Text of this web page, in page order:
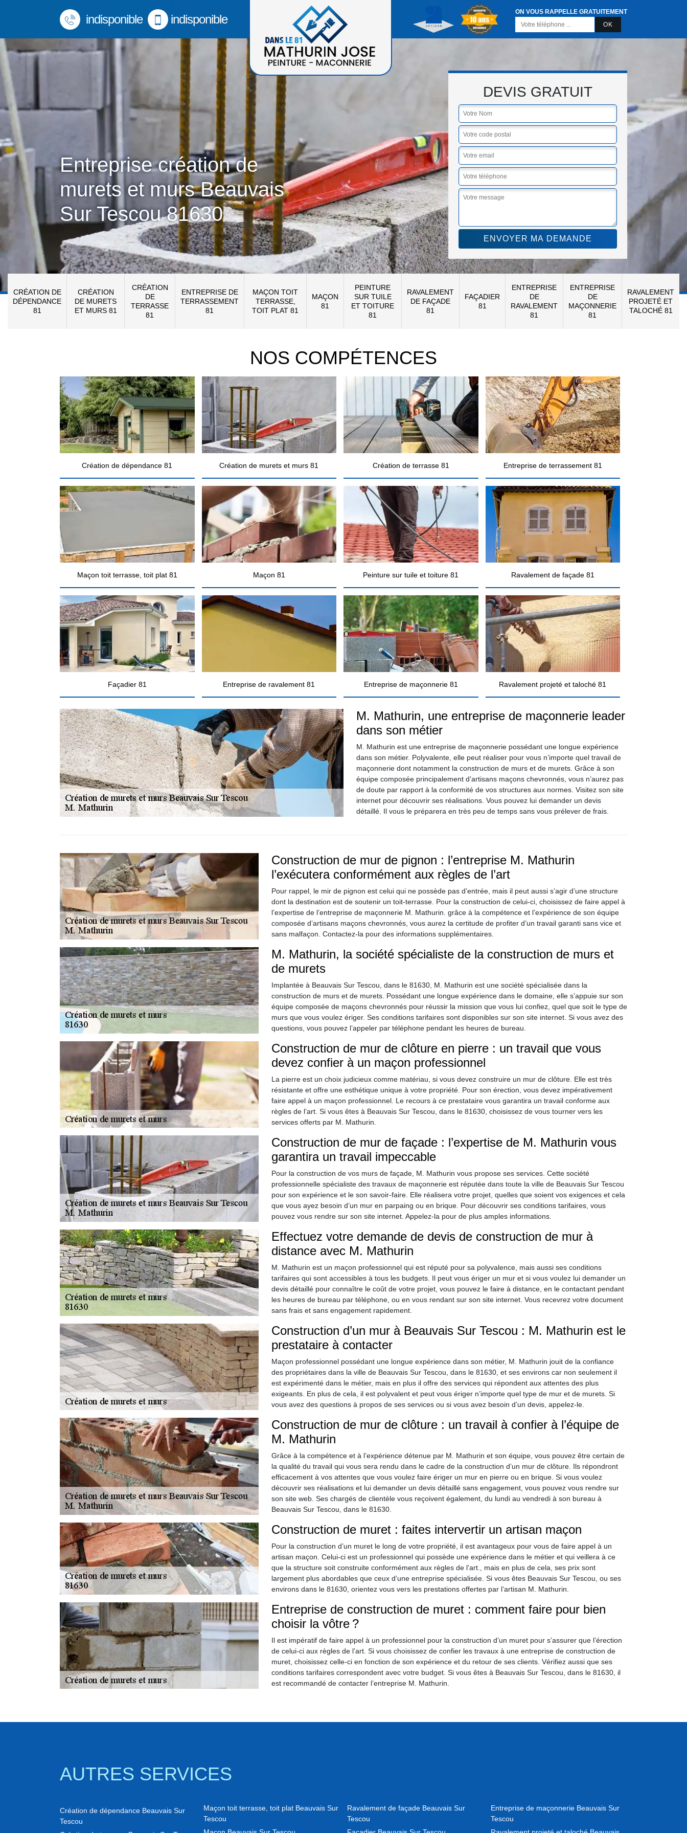
indisponible indisponible
ON VOUS RAPPELLE GRATUITEMENT
Entreprise création de
murets et murs Beauvais
Sur Tescou 81630
DEVIS GRATUIT
CRÉATION DE
DÉPENDANCE
81
CRÉATION
DE MURETS
ET MURS 81
CRÉATION
DE
TERRASSE
81
ENTREPRISE DE
TERRASSEMENT
81
MAÇON TOIT
TERRASSE,
TOIT PLAT 81
MAÇON
81
PEINTURE
SUR TUILE
ET TOITURE
81
RAVALEMENT
DE FAÇADE
81
FAÇADIER
81
ENTREPRISE
DE
RAVALEMENT
81
ENTREPRISE
DE
MAÇONNERIE
81
RAVALEMENT
PROJETÉ ET
TALOCHÉ 81
NOS COMPÉTENCES
Création de dépendance 81 Création de murets et murs 81 Création de terrasse 81 Entreprise de terrassement 81
Maçon toit terrasse, toit plat 81 Maçon 81 Peinture sur tuile et toiture 81 Ravalement de façade 81
Façadier 81 Entreprise de ravalement 81 Entreprise de maçonnerie 81 Ravalement projeté et taloché 81
M. Mathurin, une entreprise de maçonnerie leader
dans son métier
M. Mathurin est une entreprise de maçonnerie possédant une longue expérience
dans son métier. Polyvalente, elle peut réaliser pour vous n’importe quel travail de
maçonnerie dont notamment la construction de murs et de murets. Grâce à son
équipe composée principalement d’artisans maçons chevronnés, vous n’aurez pas
de doute par rapport à la conformité de vos structures aux normes. Visitez son site
internet pour découvrir ses réalisations. Vous pouvez lui demander un devis
détaillé. Il vous le préparera en très peu de temps sans vous prélever de frais.
Construction de mur de pignon : l’entreprise M. Mathurin
l’exécutera conformément aux règles de l’art
Pour rappel, le mir de pignon est celui qui ne possède pas d’entrée, mais il peut aussi s’agir d’une structure
dont la destination est de soutenir un toit-terrasse. Pour la construction de celui-ci, choisissez de faire appel à
l’expertise de l’entreprise de maçonnerie M. Mathurin. grâce à la compétence et l’expérience de son équipe
composée d’artisans maçons chevronnés, vous aurez la certitude de profiter d’un travail garanti sans vice et
sans malfaçon. Contactez-la pour des informations supplémentaires.
M. Mathurin, la société spécialiste de la construction de murs et
de murets
Implantée à Beauvais Sur Tescou, dans le 81630, M. Mathurin est une société spécialisée dans la
construction de murs et de murets. Possédant une longue expérience dans le domaine, elle s’appuie sur son
équipe composée de maçons chevronnés pour réussir la mission que vous lui confiez, quel que soit le type de
murs que vous voulez ériger. Ses conditions tarifaires sont disponibles sur son site internet. Si vous avez des
questions, vous pouvez l’appeler par téléphone pendant les heures de bureau.
Construction de mur de clôture en pierre : un travail que vous
devez confier à un maçon professionnel
La pierre est un choix judicieux comme matériau, si vous devez construire un mur de clôture. Elle est très
résistante et offre une esthétique unique à votre propriété. Pour son érection, vous devez impérativement
faire appel à un maçon professionnel. Le recours à ce prestataire vous garantira un travail conforme aux
règles de l’art. Si vous êtes à Beauvais Sur Tescou, dans le 81630, choisissez de vous tourner vers les
services offerts par M. Mathurin.
Construction de mur de façade : l’expertise de M. Mathurin vous
garantira un travail impeccable
Pour la construction de vos murs de façade, M. Mathurin vous propose ses services. Cette société
professionnelle spécialiste des travaux de maçonnerie est réputée dans toute la ville de Beauvais Sur Tescou
pour son expérience et le son savoir-faire. Elle réalisera votre projet, quelles que soient vos exigences et cela
que vous ayez besoin d’un mur en parpaing ou en brique. Pour découvrir ses conditions tarifaires, vous
pouvez vous rendre sur son site internet. Appelez-la pour de plus amples informations.
Effectuez votre demande de devis de construction de mur à
distance avec M. Mathurin
M. Mathurin est un maçon professionnel qui est réputé pour sa polyvalence, mais aussi ses conditions
tarifaires qui sont accessibles à tous les budgets. Il peut vous ériger un mur et si vous voulez lui demander un
devis détaillé pour connaître le coût de votre projet, vous pouvez le faire à distance, en le contactant pendant
les heures de bureau par téléphone, ou en vous rendant sur son site internet. Vous recevrez votre document
sans frais et sans engagement rapidement.
Construction d’un mur à Beauvais Sur Tescou : M. Mathurin est le
prestataire à contacter
Maçon professionnel possédant une longue expérience dans son métier, M. Mathurin jouit de la confiance
des propriétaires dans la ville de Beauvais Sur Tescou, dans le 81630, et ses environs car non seulement il
est expérimenté dans le métier, mais en plus il offre des services qui répondent aux attentes des plus
exigeants. En plus de cela, il est polyvalent et peut vous ériger n’importe quel type de mur et de murets. Si
vous avez des questions à propos de ses services ou si vous avez besoin d’un devis, appelez-le.
Construction de mur de clôture : un travail à confier à l’équipe de
M. Mathurin
Grâce à la compétence et à l’expérience détenue par M. Mathurin et son équipe, vous pouvez être certain de
la qualité du travail qui vous sera rendu dans le cadre de la construction d’un mur de clôture. Ils répondront
efficacement à vos attentes que vous voulez faire ériger un mur en pierre ou en brique. Si vous voulez
découvrir ses réalisations et lui demander un devis détaillé sans engagement, vous pouvez vous rendre sur
son site web. Ses chargés de clientèle vous reçoivent également, du lundi au vendredi à son bureau à
Beauvais Sur Tescou, dans le 81630.
Construction de muret : faites intervertir un artisan maçon
Pour la construction d’un muret le long de votre propriété, il est avantageux pour vous de faire appel à un
artisan maçon. Celui-ci est un professionnel qui possède une expérience dans le métier et qui veillera à ce
que la structure soit construite conformément aux règles de l’art., mais en plus de cela, ses prix sont
largement plus abordables que ceux d’une entreprise spécialisée. Si vous êtes Beauvais Sur Tescou, ou ses
environs dans le 81630, orientez vous vers les prestations offertes par l’artisan M. Mathurin.
Entreprise de construction de muret : comment faire pour bien
choisir la vôtre ?
Il est impératif de faire appel à un professionnel pour la construction d’un muret pour s’assurer que l’érection
de celui-ci aux règles de l’art. Si vous choisissez de confier les travaux à une entreprise de construction de
muret, choisissez celle-ci en fonction de son expérience et du retour de ses clients. Vérifiez aussi que ses
conditions tarifaires correspondent avec votre budget. Si vous êtes à Beauvais Sur Tescou, dans le 81630, il
est recommandé de contacter l’entreprise M. Mathurin.
AUTRES SERVICES
Création de dépendance Beauvais Sur
Tescou
Maçon toit terrasse, toit plat Beauvais Sur
Tescou
Ravalement de façade Beauvais Sur
Tescou
Entreprise de maçonnerie Beauvais Sur
Tescou